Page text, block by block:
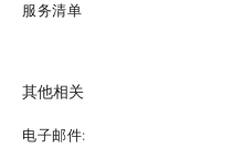
服务清单
其他相关
电子邮件: